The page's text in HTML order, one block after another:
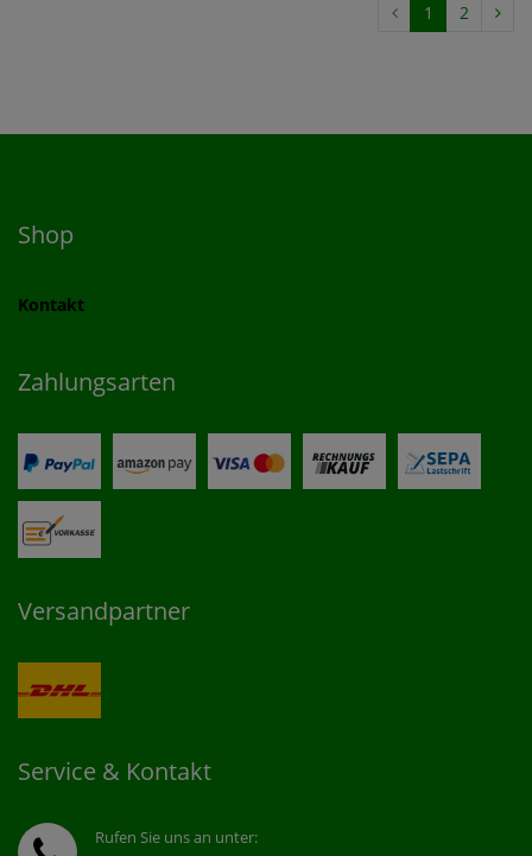
1 2
Shop
Kontakt
Zahlungsarten
Versandpartner
Service & Kontakt
Rufen Sie uns an unter: